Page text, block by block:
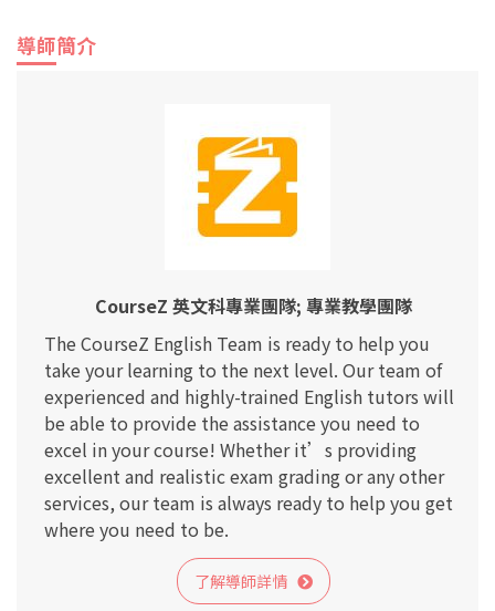
導師簡介
CourseZ 英文科專業團隊; 專業教學團隊
The CourseZ English Team is ready to help you
take your learning to the next level. Our team of
experienced and highly-trained English tutors will
be able to provide the assistance you need to
excel in your course! Whether it’s providing
excellent and realistic exam grading or any other
services, our team is always ready to help you get
where you need to be.
了解導師詳情